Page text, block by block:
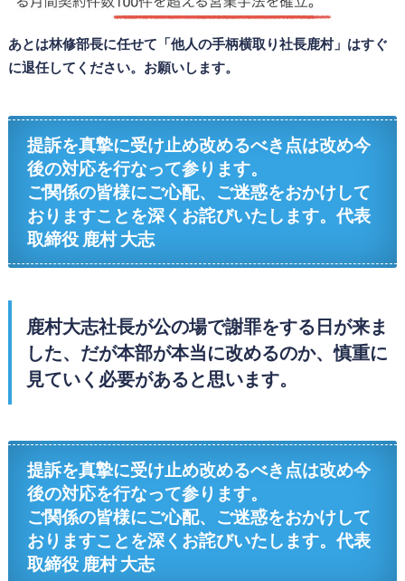
あとは林修部長に任せて「他人の手柄横取り社長鹿村」はすぐ
に退任してください。お願いします。
提訴を真摯に受け止め改めるべき点は改め今
後の対応を行なって参ります。
ご関係の皆様にご心配、ご迷惑をおかけして
おりますことを深くお詫びいたします。代表
取締役 鹿村 大志
鹿村大志社長が公の場で謝罪をする日が来ま
した、だが本部が本当に改めるのか、慎重に
見ていく必要があると思います。
提訴を真摯に受け止め改めるべき点は改め今
後の対応を行なって参ります。
ご関係の皆様にご心配、ご迷惑をおかけして
おりますことを深くお詫びいたします。代表
取締役 鹿村 大志